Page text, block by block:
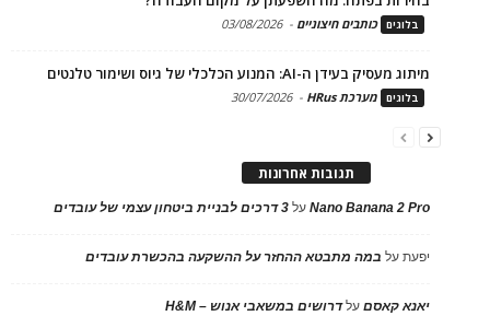
בלוגים כותבים חיצוניים -
03/08/2026
מיתוג מעסיק בעידן ה-AI: המנוע הכלכלי של גיוס ושימור טלנטים
בלוגים מערכת HRus -
30/07/2026
תגובות אחרונות
Nano Banana 2 Proעל 3 דרכים לבניית ביטחון עצמי של עובדים
יפעתעל במה מתבטא ההחזר על ההשקעה בהכשרת עובדים
יאנא קאסםעלדרושים במשאבי אנוש – H&M